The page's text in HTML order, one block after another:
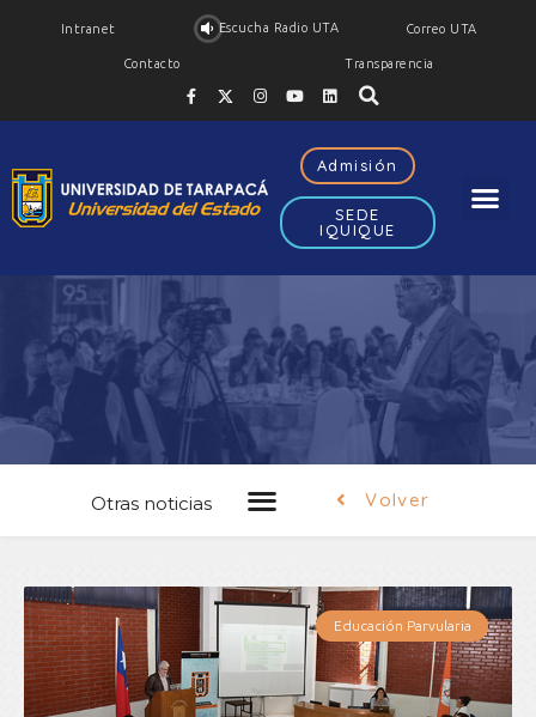
Intranet Escucha Radio UTA Correo UTA
Contacto Transparencia
Admisión
SEDE
IQUIQUE
NoticiasFEH
Otras noticias Volver
Educación Parvularia